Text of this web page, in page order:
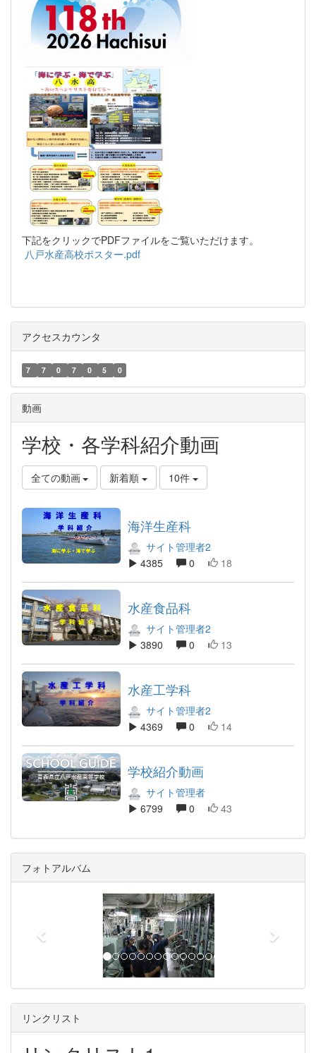
下記をクリックでPDFファイルをご覧いただけます。
八戸水産高校ポスター.pdf
アクセスカウンタ
7 7 0 7 0 5 0
動画
学校・各学科紹介動画
全ての動画 新着順 10件
海洋生産科
サイト管理者2
4385
0 18
水産食品科
サイト管理者2
3890
0 13
水産工学科
サイト管理者2
4369
0 14
学校紹介動画
サイト管理者
6799
0 43
フォトアルバム
e
o
u
x
リンクリスト